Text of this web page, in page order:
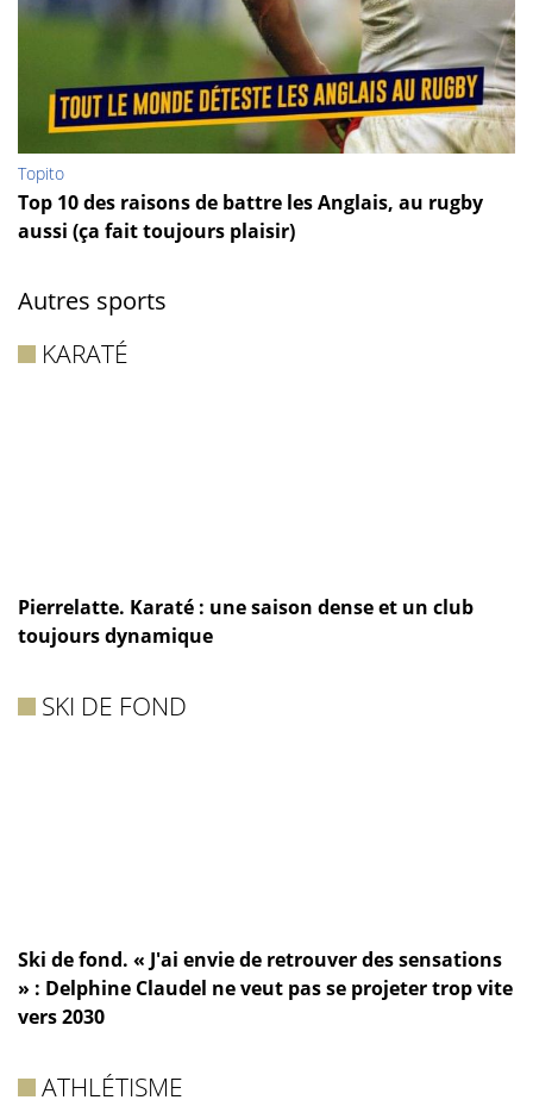
Topito
Top 10 des raisons de battre les Anglais, au rugby
aussi (ça fait toujours plaisir)
Autres sports
KARATÉ
Pierrelatte. Karaté : une saison dense et un club
toujours dynamique
SKI DE FOND
Ski de fond. « J'ai envie de retrouver des sensations
» : Delphine Claudel ne veut pas se projeter trop vite
vers 2030
ATHLÉTISME